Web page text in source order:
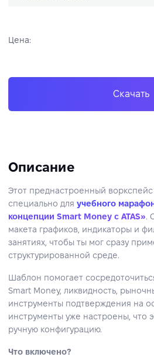
Цена:
Скачать
Описание
Этот преднастроенный воркспейс
специально для учебного
концепции Smart Money с ATAS».
макета графиков, индикаторы и
занятиях, чтобы ты мог сразу
структурированной среде.
Шаблон помогает
Smart Money, ликвидность,
инструменты подтверждения на
инструменты уже настроены, что
ручную конфигурацию.
Что включено?